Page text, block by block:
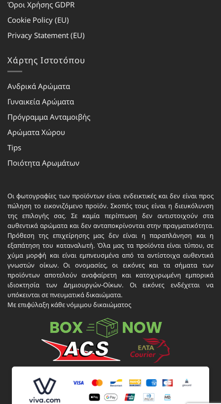
Όροι Χρήσης GDPR
Cookie Policy (EU)
Privacy Statement (EU)
Χάρτης Ιστοτόπου
Ανδρικά Αρώματα
Γυναικεία Αρώματα
Πρόγραμμα Ανταμοιβής
Αρώματα Χώρου
Tips
Ποιότητα Αρωμάτων
Οι φωτογραφίες των προϊόντων είναι ενδεικτικές και δεν είναι προς
πώληση το εικονιζόμενο προϊόν. Σκοπός τους είναι η διευκόλυνση
της επιλογής σας. Σε καμία περίπτωση δεν αντιστοιχούν στα
αυθεντικά αρώματα και δεν ανταποκρίνονται στην πραγματικότητα.
Πρόθεση της επιχείρησης μας δεν είναι η παραπλάνηση και η
εξαπάτηση του καταναλωτή. Όλα μας τα προϊόντα είναι τύπου, σε
χύμα μορφή και είναι εμπνευσμένα από τα αντίστοιχα αυθεντικά
γνωστών οίκων. Οι ονομασίες, οι εικόνες και τα σήματα των
προϊόντων αποτελούν αναφαίρετη και κατοχυρωμένη εμπορικά
ιδιοκτησία των Δημιουργών-Οίκων. Οι εικόνες ενδέχεται να
υπόκεινται σε πνευματικά δικαιώματα.
Με επιφύλαξη κάθε νόμιμου δικαιώματος